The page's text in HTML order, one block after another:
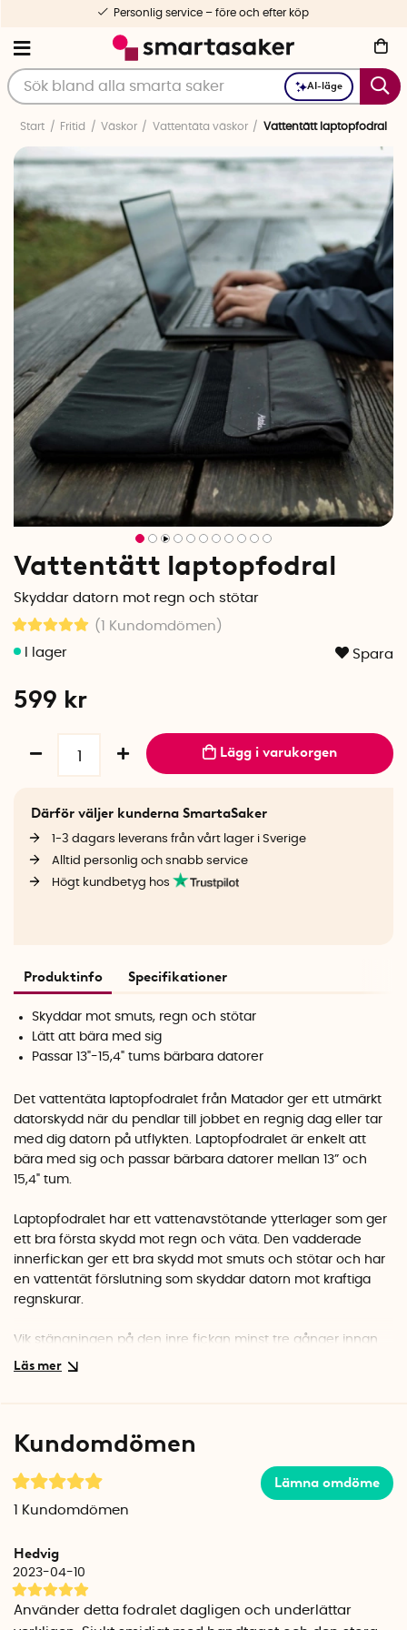
AI-läge
Personlig service – före och efter köp
Start Fritid Väskor Vattentäta väskor Vattentätt laptopfodral
Vattentätt laptopfodral
Skyddar datorn mot regn och stötar
(1 Kundomdömen )
Spara
599 kr
Lägg i varukorgen
Därför väljer kunderna SmartaSaker
1-3 dagars leverans från vårt lager i Sverige
Alltid personlig och snabb service
Högt kundbetyg hos
Produktinfo Specifikationer
Skyddar mot smuts, regn och stötar
Lätt att bära med sig
Passar 13"-15,4" tums bärbara datorer
Det vattentäta laptopfodralet från Matador ger ett utmärkt
datorskydd när du pendlar till jobbet en regnig dag eller tar
med dig datorn på utflykten. Laptopfodralet är enkelt att
bära med sig och passar bärbara datorer mellan 13” och
15,4" tum.
Laptopfodralet har ett vattenavstötande ytterlager som ger
ett bra första skydd mot regn och väta. Den vadderade
innerfickan ger ett bra skydd mot smuts och stötar och har
en vattentät förslutning som skyddar datorn mot kraftiga
regnskurar.
Vik stängningen på den inre fickan minst tre gånger innan
du stänger laptopfodralet. Det ger laptopfodralet en
anpassa stängningen efter storleken på din laptop. Vik över
mer för mindre laptops och mindre för större datorer.
I den yttre nätfickan kan du förvara datormus, laddare och
andra tillbehör. OBS! Ytterfickan är tillverkad i ett nätmaterial
och är ej vattentät.
Kundomdömen
Lämna omdöme
Kundomdömen
Hedvig
2023-04-10
Använder detta fodralet dagligen och underlättar